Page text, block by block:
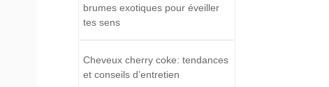
brumes exotiques pour éveiller
tes sens
Cheveux cherry coke: tendances
et conseils d’entretien